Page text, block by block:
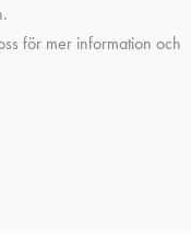
för mer information och